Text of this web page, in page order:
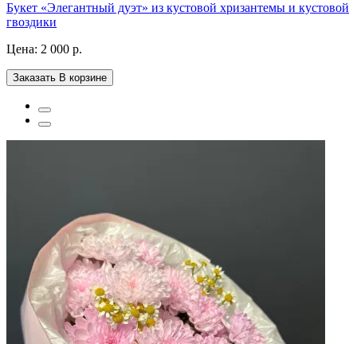
Букет «Элегантный дуэт» из кустовой хризантемы и кустовой
гвоздики
Цена: 2 000 р.
Заказать В корзине